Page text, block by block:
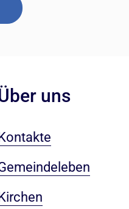
uns
Kontakte
Kirchen